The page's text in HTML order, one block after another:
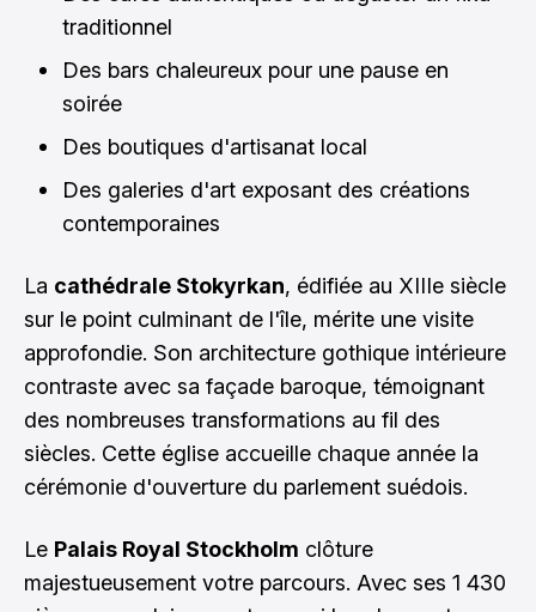
traditionnel
Des bars chaleureux pour une pause en
soirée
Des boutiques d'artisanat local
Des galeries d'art exposant des créations
contemporaines
La cathédrale Stokyrkan, édifiée au XIIIe siècle
sur le point culminant de l'île, mérite une visite
approfondie. Son architecture gothique intérieure
contraste avec sa façade baroque, témoignant
des nombreuses transformations au fil des
siècles. Cette église accueille chaque année la
cérémonie d'ouverture du parlement suédois.
Le Palais Royal Stockholm clôture
majestueusement votre parcours. Avec ses 1 430